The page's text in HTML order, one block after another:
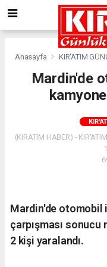
Anasayfa KIR'ATIM
Mardin'de
(KIRATIM HABER) -
Mardin'de otomobil
çarpışması
2 kişi yaralandı.